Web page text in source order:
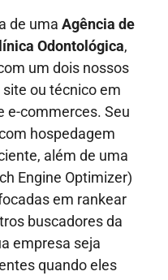
de uma Agência de
Odontológica,
um dois nossos
ou técnico em
e-commerces. Seu
hospedagem
além de uma
Engine Optimizer)
em rankear
buscadores da
empresa seja
quando eles